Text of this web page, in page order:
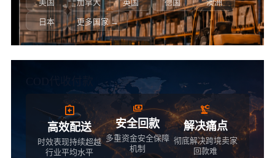
日本
更多国家 →
高效配送
时效表现持续超越
行业平均水平
安全回款
多重资金安全保障
机制
解决痛点
彻底解决跨境卖家
回款难